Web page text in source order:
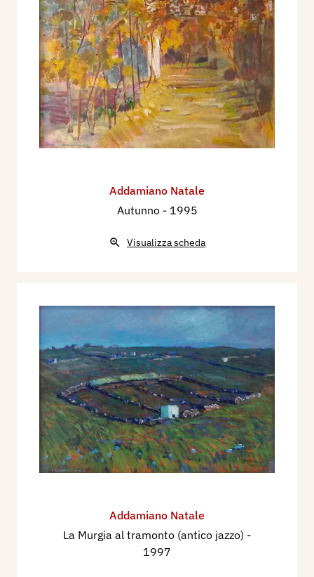
Addamiano Natale
Autunno - 1995
Visualizza scheda
Addamiano Natale
La Murgia al tramonto (antico jazzo) -
1997